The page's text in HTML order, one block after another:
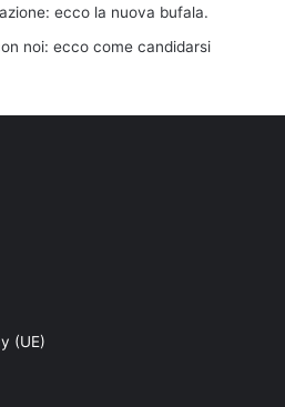
ecco la nuova bufala.
noi: ecco come candidarsi
(UE)